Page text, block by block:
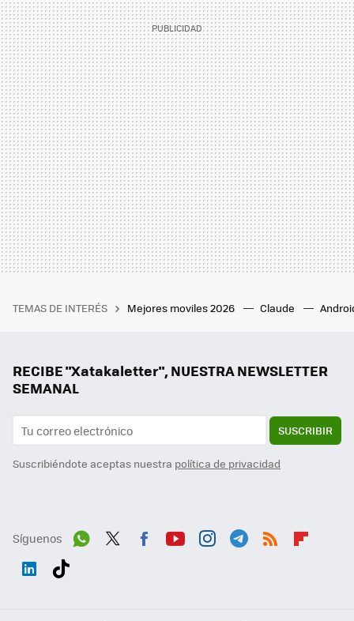
TEMAS DE INTERÉS Mejores moviles 2026 Claude
RECIBE "Xatakaletter", NUESTRA NEWSLETTER
SEMANAL
SUSCRIBIR
Suscribiéndote aceptas nuestra política de privacidad
Síguenos